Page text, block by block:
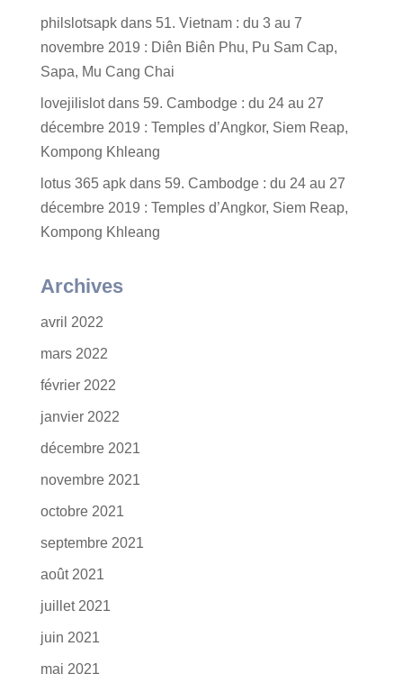
philslotsapkdans 51. Vietnam : du 3 au 7
novembre 2019 : Diên Biên Phu, Pu Sam Cap,
Sapa, Mu Cang Chai
lovejilislotdans 59. Cambodge : du 24 au 27
décembre 2019 : Temples d’Angkor, Siem Reap,
Kompong Khleang
lotus 365 apkdans 59. Cambodge : du 24 au 27
décembre 2019 : Temples d’Angkor, Siem Reap,
Kompong Khleang
Archives
avril 2022
mars 2022
février 2022
janvier 2022
décembre 2021
novembre 2021
octobre 2021
septembre 2021
août 2021
juillet 2021
juin 2021
mai 2021